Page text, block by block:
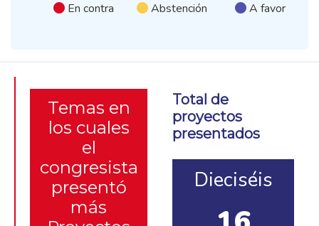
En contra Abstención A favor
Temas en
los cuales
el
congresista
presentó
más
Total de
proyectos
presentados
Dieciséis